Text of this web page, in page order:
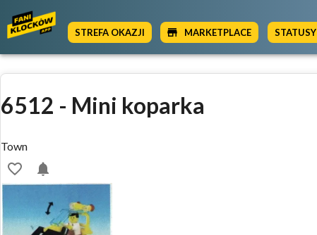
STREFA OKAZJI MARKETPLACE STATUSY
6512 - Mini koparka
Town